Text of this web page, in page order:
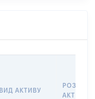
ВИД АКТИВУ
РОЗМІР
АКТИВУ